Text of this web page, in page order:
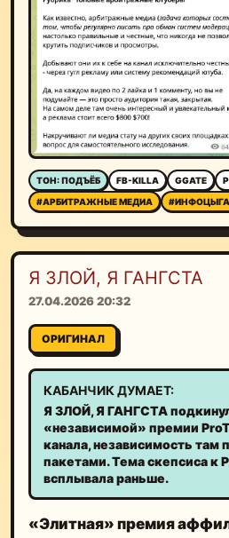
ТОН: ПОДЪЁБ FB-KILLA GGATE
#АРБИТРАЖНЫЕ МЕДИА
Я ЗЛОЙ, Я ГАНГСТА
27.04.2026 20:32
ОРИГИНАЛ
КАБАНЧИК ДУМАЕТ:
Я ЗЛОЙ, Я ГАНГСТА
«независимой» премии
канала, независимость там
пакетами. Тема скепсиса к
всплывала раньше.
«Элитная» премия